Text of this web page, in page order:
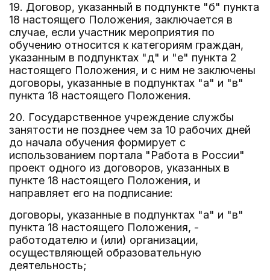
19. Договор, указанный в подпункте "б" пункта
18 настоящего Положения, заключается в
случае, если участник мероприятия по
обучению относится к категориям граждан,
указанным в подпунктах "д" и "е" пункта 2
настоящего Положения, и с ним не заключены
договоры, указанные в подпунктах "а" и "в"
пункта 18 настоящего Положения.
20. Государственное учреждение службы
занятости не позднее чем за 10 рабочих дней
до начала обучения формирует с
использованием портала "Работа в России"
проект одного из договоров, указанных в
пункте 18 настоящего Положения, и
направляет его на подписание:
договоры, указанные в подпунктах "а" и "в"
пункта 18 настоящего Положения, -
работодателю и (или) организации,
осуществляющей образовательную
деятельность;